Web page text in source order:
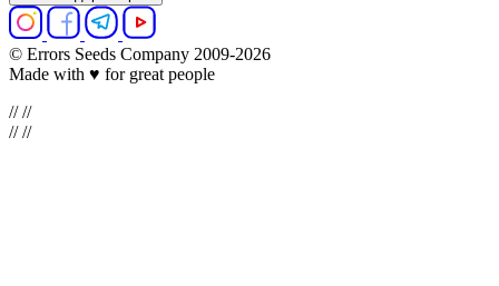
© Errors Seeds Company 2009-2026
Made with ♥ for great people
////
////